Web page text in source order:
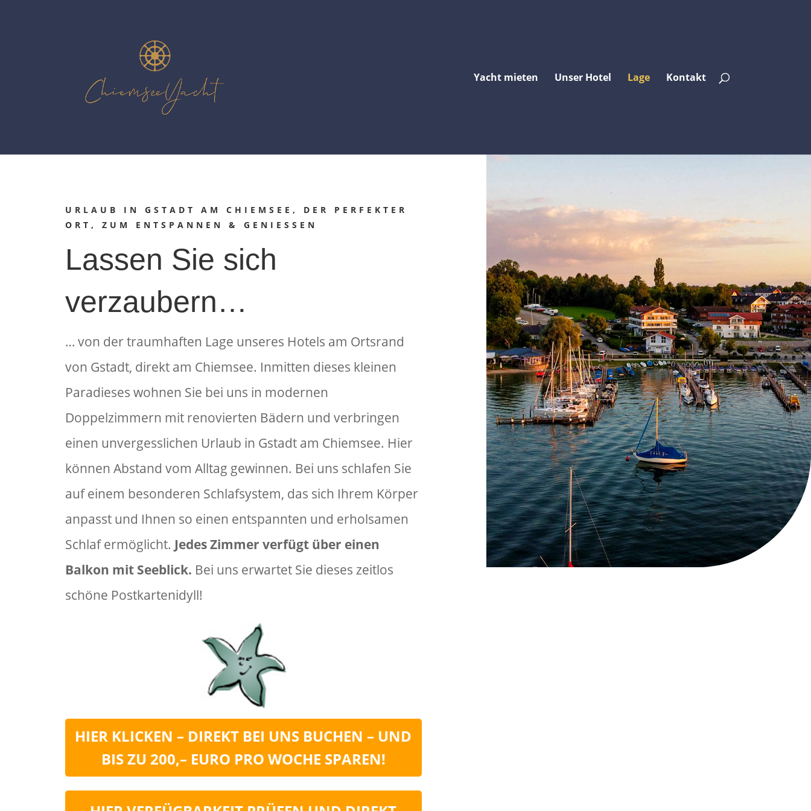
Yacht mieten Unser Hotel Lage Kontakt
URLAUB IN GSTADT AM CHIEMSEE, DER PERFEKTER
ORT, ZUM ENTSPANNEN & GENIESSEN
Lassen Sie sich
verzaubern…
… von der traumhaften Lage unseres Hotels am Ortsrand
von Gstadt, direkt am Chiemsee. Inmitten dieses kleinen
Paradieses wohnen Sie bei uns in modernen
Doppelzimmern mit renovierten Bädern und verbringen
einen unvergesslichen Urlaub in Gstadt am Chiemsee. Hier
können Abstand vom Alltag gewinnen. Bei uns schlafen Sie
auf einem besonderen Schlafsystem, das sich Ihrem Körper
anpasst und Ihnen so einen entspannten und erholsamen
Schlaf ermöglicht. Jedes Zimmer verfügt über einen
Balkon mit Seeblick. Bei uns erwartet Sie dieses zeitlos
schöne Postkartenidyll!
HIER KLICKEN – DIREKT BEI UNS BUCHEN – UND
BIS ZU 200,– EURO PRO WOCHE SPAREN!